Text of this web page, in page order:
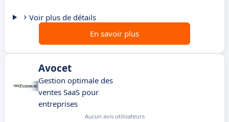
Voir plus de détails
En savoir plus
Avocet
Gestion optimale des
ventes SaaS pour
entreprises
Aucun avis utilisateurs